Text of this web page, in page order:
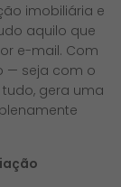
imobiliária e
aquilo que
e-mail. Com
— seja com o
gera uma